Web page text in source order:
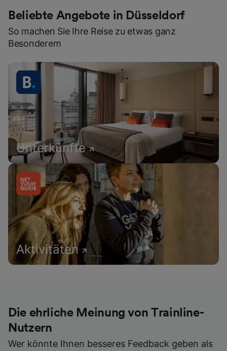
Beliebte Angebote in Düsseldorf
So machen Sie Ihre Reise zu etwas ganz
Besonderem
Unterkünfte
Aktivitäten
Die ehrliche Meinung von Trainline-
Nutzern
Wer könnte Ihnen besseres Feedback geben als